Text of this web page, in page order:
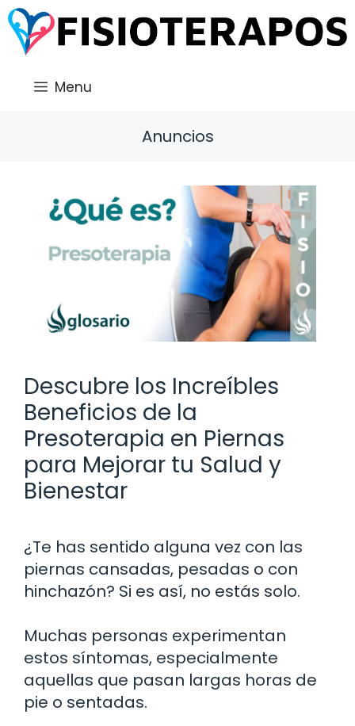
Saltar
al
contenido
Menu
Anuncios
Descubre los Increíbles
Beneficios de la
Presoterapia en Piernas
para Mejorar tu Salud y
Bienestar
¿Te has sentido alguna vez con las
piernas cansadas, pesadas o con
hinchazón? Si es así, no estás solo.
Muchas personas experimentan
estos síntomas, especialmente
aquellas que pasan largas horas de
pie o sentadas.